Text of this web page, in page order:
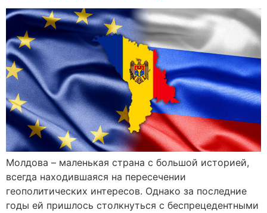
Молдова – маленькая страна с большой историей,
всегда находившаяся на пересечении
геополитических интересов. Однако за последние
годы ей пришлось столкнуться с беспрецедентными